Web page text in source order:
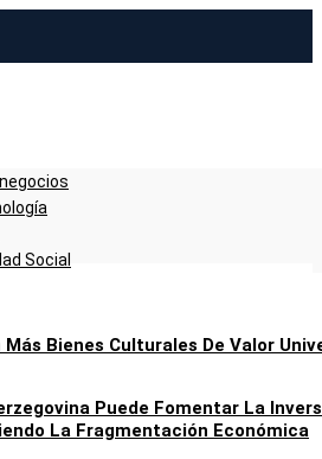
Social
Más Bienes Culturales De Valor
Puede Fomentar La
La Fragmentación Económica